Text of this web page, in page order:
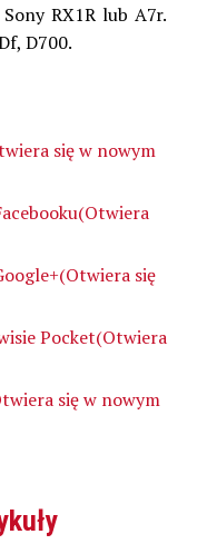
RX1R lub A7r.
D700.
się w nowym
się
Pocket(Otwiera
się w nowym